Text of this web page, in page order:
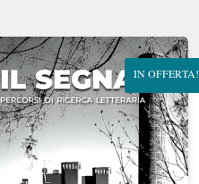
IN OFFERTA!